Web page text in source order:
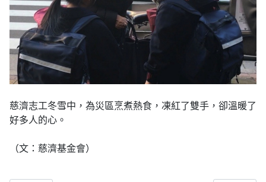
慈濟志工冬雪中，為災區烹煮熱食，凍紅了雙手，卻溫暖了
好多人的心。
（文：慈濟基金會）